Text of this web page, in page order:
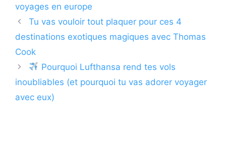
voyages en europe
Tu vas vouloir tout plaquer pour ces 4
destinations exotiques magiques avec Thomas
Cook
Pourquoi Lufthansa rend tes vols
inoubliables (et pourquoi tu vas adorer voyager
avec eux)